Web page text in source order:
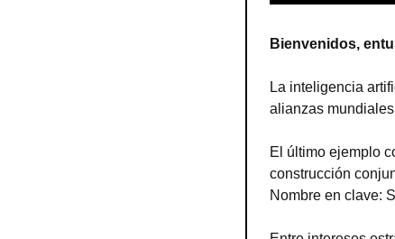
Bienvenidos,
La inteligencia
alianzas
El último ejemplo
construcción
Nombre en clave: